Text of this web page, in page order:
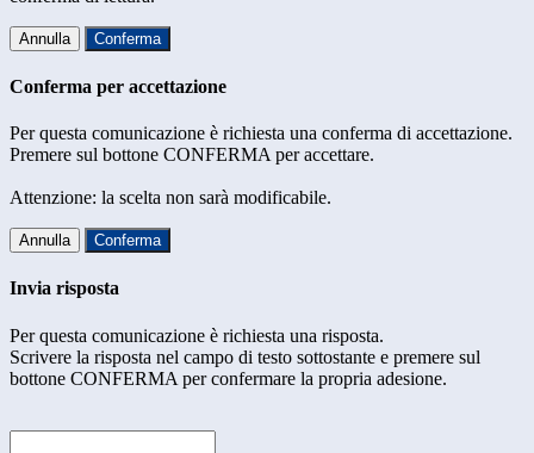
Annulla Conferma
Conferma per accettazione
Per questa comunicazione è richiesta una conferma di accettazione.
Premere sul bottone CONFERMA per accettare.
Attenzione: la scelta non sarà modificabile.
Annulla Conferma
Invia risposta
Per questa comunicazione è richiesta una risposta.
Scrivere la risposta nel campo di testo sottostante e premere sul
bottone CONFERMA per confermare la propria adesione.